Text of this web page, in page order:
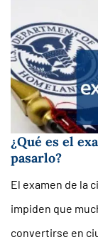
¿Qué es el
pasarlo?
El examen de la
impiden que
convertirse en